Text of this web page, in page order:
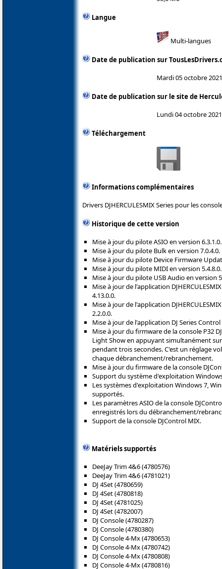
Langue
Multi-langues
Date de publication sur
Mardi 05 octobre 2021
Date de publication sur le site de
Lundi 04 octobre 2021
Téléchargement
Informations complémentaires
Drivers DJHERCULESMIX Series pour les
Historique de cette version
Mise à jour du pilote ASIO en version 6.3.1.0.
Mise à jour du pilote Bulk en version 7.0.4.0.
Mise à jour du pilote Device Firmware
Mise à jour du pilote MIDI en version 5.4.8.0.
Mise à jour du pilote USB Audio en version
Mise à jour de l'application
4.13.0.0.
Mise à jour de l'application
2.2.0.0.
Mise à jour de l'application DJ Series
Mise à jour du firmware de la console P32
Light Show en appuyant simultanément sur
pendant trois secondes. C'est un réglage
chaque débranchement/rebranchement.
Mise à jour du firmware de la console
Support du système d'exploitation
Les systèmes d'exploitation Windows 7,
supportés.
Les paramètres ASIO de la console
enregistrés lors du débranchement/
Support de la console DJControl MIX.
Matériels supportés
DeeJay Trim 4&6 (4780576)
DeeJay Trim 4&6 (4781021)
DJ 4Set (4780659)
DJ 4Set (4780818)
DJ 4Set (4781025)
DJ 4Set (4782007)
DJ Console (4780287)
DJ Console (4780380)
DJ Console 4-Mx (4780653)
DJ Console 4-Mx (4780742)
DJ Console 4-Mx (4780808)
DJ Console 4-Mx (4780816)